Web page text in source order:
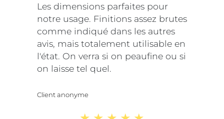
Les dimensions parfaites pour
notre usage. Finitions assez brutes
comme indiqué dans les autres
avis, mais totalement utilisable en
l'état. On verra si on peaufine ou si
on laisse tel quel.
Client anonyme